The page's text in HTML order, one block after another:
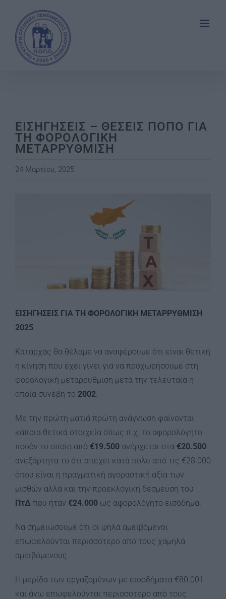
content
ΕΙΣΗΓΗΣΕΙΣ – ΘΕΣΕΙΣ ΠΟΠΟ ΓΙΑ
ΤΗ ΦΟΡΟΛΟΓΙΚΗ
ΜΕΤΑΡΡΥΘΜΙΣΗ
24 Μαρτίου, 2025
ΕΙΣΗΓΗΣΕΙΣ ΓΙΑ ΤΗ ΦΟΡΟΛΟΓΙΚΗ ΜΕΤΑΡΡΥΘΜΙΣΗ
2025
Καταρχάς θα θέλαμε να αναφέρουμε ότι είναι θετική
η κίνηση που έχει γίνει για να προχωρήσουμε στη
φορολογική μεταρρύθμιση μετά την τελευταία η
οποία συνέβη το 2002.
Με την πρώτη ματιά πρώτη ανάγνωση φαίνονται
κάποια θετικά στοιχεία όπως π.χ. το αφορολόγητο
ποσόν το οποίο από €19.500 ανέρχεται στα €20.500
ανεξάρτητα το ότι απέχει κατά πολύ από τις €28.000
όπου είναι η πραγματική αγοραστική αξία των
μισθών αλλά και την προεκλογική δέσμευση του
ΠτΔ που ήταν €24.000 ως αφορολόγητο εισόδημα.
Να σημειώσουμε ότι οι ψηλά αμειβόμενοι
επωφελούνται περισσότερο από τούς χαμηλά
αμειβόμενους.
Η μερίδα των εργαζομένων με εισοδήματα €80.001
και άνω επωφελούνται περισσότερο από τους